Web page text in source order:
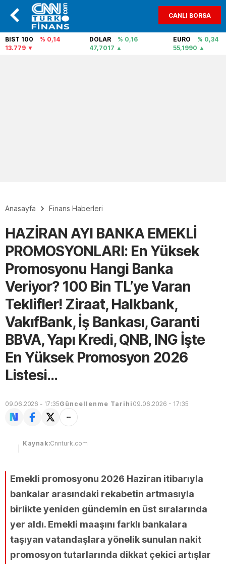
CANLI BORSA
BIST 100
% 0,14
13.779
DOLAR
% 0,16
47,7017
EURO
% 0,34
55,1990
Anasayfa Finans Haberleri
HAZİRAN AYI BANKA EMEKLİ
PROMOSYONLARI: En Yüksek
Promosyonu Hangi Banka
Veriyor? 100 Bin TL’ye Varan
Teklifler! Ziraat, Halkbank,
VakıfBank, İş Bankası, Garanti
BBVA, Yapı Kredi, QNB, ING İşte
En Yüksek Promosyon 2026
Listesi...
09.06.2026 - 17:35Güncellenme Tarihi 09.06.2026 - 17:35
Kaynak:Cnnturk.com
Emekli promosyonu 2026 Haziran itibarıyla
bankalar arasındaki rekabetin artmasıyla
birlikte yeniden gündemin en üst sıralarında
yer aldı. Emekli maaşını farklı bankalara
taşıyan vatandaşlara yönelik sunulan nakit
promosyon tutarlarında dikkat çekici artışlar